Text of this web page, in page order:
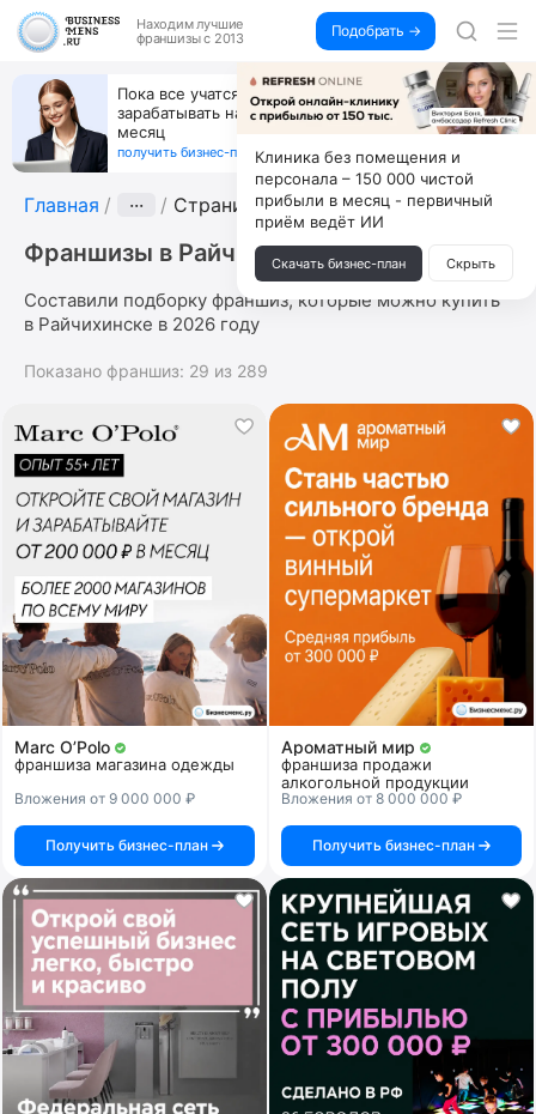
Находим лучшие
франшизы с 2013
Подобрать →
Пока все учатся пользоваться ИИ, вы можете
зарабатывать на их обучении по 500 тыс. каждый
месяц
получить бизнес-план ↓
Главная ··· Страница 3
Франшизы в Райчихинске
Составили подборку франшиз, которые можно купить
в Райчихинске в 2026 году
Показано франшиз: 29 из 289
Marc O’Polo
франшиза магазина одежды
Вложения от 9 000 000 ₽
Получить бизнес-план
Ароматный мир
франшиза продажи
алкогольной продукции
Вложения от 8 000 000 ₽
Получить бизнес-план
Клиника без помещения и
персонала – 150 000 чистой
прибыли в месяц - первичный
приём ведёт ИИ
Скачать бизнес-план Скрыть